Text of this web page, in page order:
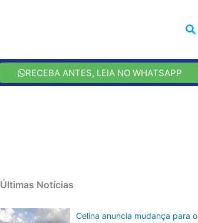
RECEBA ANTES, LEIA NO WHATSAPP
Últimas Notícias
Celina anuncia mudança para o